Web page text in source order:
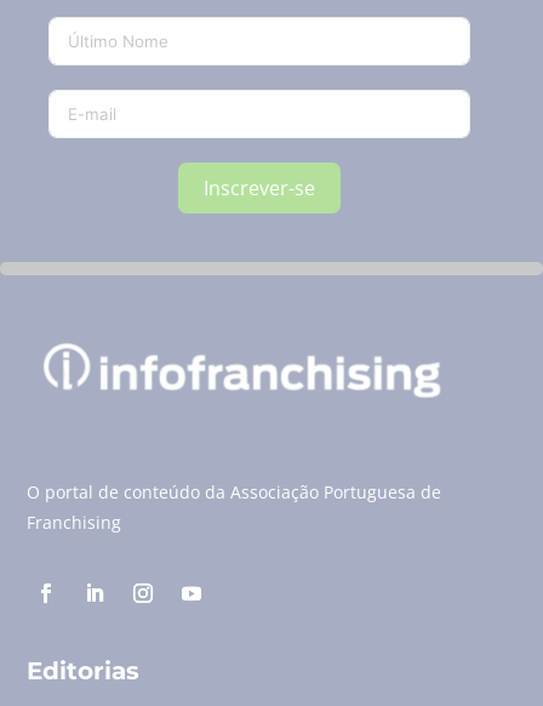
Inscrever-se
O portal de conteúdo da Associação Portuguesa de
Franchising
Editorias